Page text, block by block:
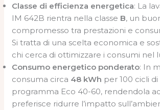
Classe di efficienza energetica: La
IM 642B rientra nella classe B, un
compromesso tra prestazioni e
Si tratta di una scelta economica e
chi cerca di ottimizzare i consumi nel
Consumo energetico ponderato: In
consuma circa 48 kWh per 100 cicli
programma Eco 40-60, rendendola
preferisce ridurre l’impatto